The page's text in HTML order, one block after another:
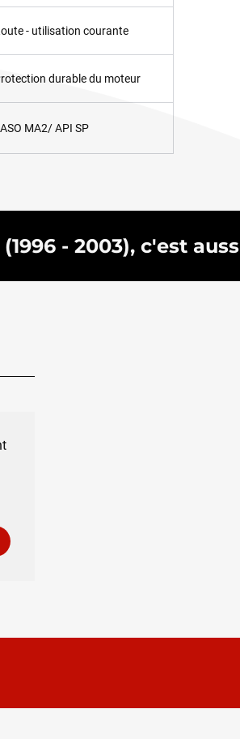
- utilisation courante
durable du moteur
MA2/ API SP
- 2003), c'est